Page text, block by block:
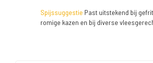
Spijssuggestie Past uitstekend bij
romige kazen en bij diverse